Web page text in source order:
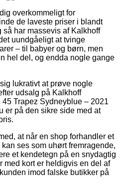
overkommeligt for
de laveste priser i blandt
har massevis af Kalkhoff
uundgåeligt at tvinge
– til babyer og børn, men
hel del, og endda nogle gange
lukrativt at prøve nogle
udsalg på Kalkhoff
Trapez Sydneyblue – 2021
er på den sikre side med at
at når en shop forhandler et
ses som uhørt fremragende,
et kendetegn på en snydagtig
med kort er heldigvis en del af
imod falske butikker på